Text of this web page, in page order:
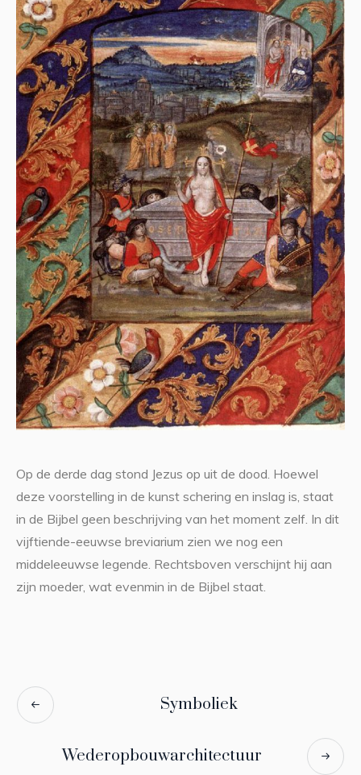
Op de derde dag stond Jezus op uit de dood. Hoewel
deze voorstelling in de kunst schering en inslag is, staat
in de Bijbel geen beschrijving van het moment zelf. In dit
vijftiende-eeuwse breviarium zien we nog een
middeleeuwse legende. Rechtsboven verschijnt hij aan
zijn moeder, wat evenmin in de Bijbel staat.
Symboliek
Wederopbouwarchitectuur